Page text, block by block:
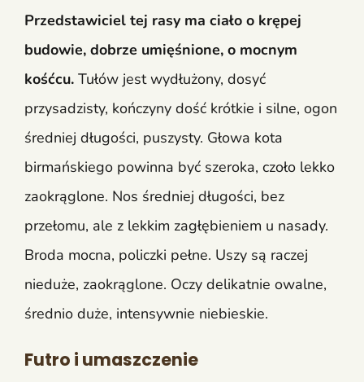
Przedstawiciel tej rasy ma ciało o krępej
budowie, dobrze umięśnione, o mocnym
kośćcu. Tułów jest wydłużony, dosyć
przysadzisty, kończyny dość krótkie i silne, ogon
średniej długości, puszysty. Głowa kota
birmańskiego powinna być szeroka, czoło lekko
zaokrąglone. Nos średniej długości, bez
przełomu, ale z lekkim zagłębieniem u nasady.
Broda mocna, policzki pełne. Uszy są raczej
nieduże, zaokrąglone. Oczy delikatnie owalne,
średnio duże, intensywnie niebieskie.
Futro i umaszczenie